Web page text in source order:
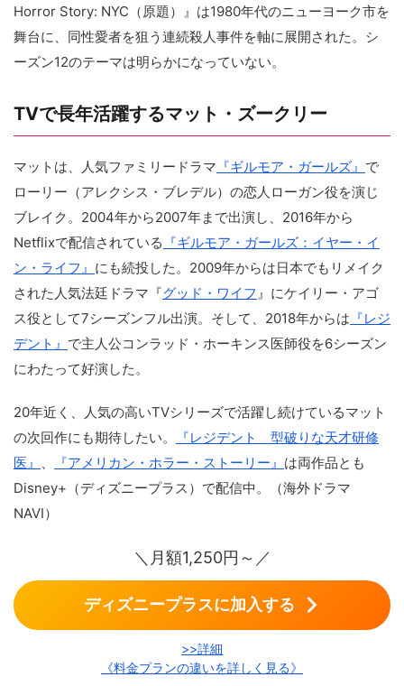
Horror Story: NYC（原題）』は1980年代のニューヨーク市を
舞台に、同性愛者を狙う連続殺人事件を軸に展開された。シ
ーズン12のテーマは明らかになっていない。
TVで長年活躍するマット・ズークリー
マットは、人気ファミリードラマ 『ギルモア・ガールズ』 で
ローリー（アレクシス・ブレデル）の恋人ローガン役を演じ
ブレイク。2004年から2007年まで出演し、2016年から
Netflixで配信されている 『ギルモア・ガールズ：イヤー・イ
ン・ライフ』 にも続投した。2009年からは日本でもリメイク
された人気法廷ドラマ『グッド・ワイフ 』にケイリー・アゴ
ス役として7シーズンフル出演。そして、2018年からは 『レジ
デント』 で主人公コンラッド・ホーキンス医師役を6シーズン
にわたって好演した。
20年近く、人気の高いTVシリーズで活躍し続けているマット
の次回作にも期待したい。
『レジデント 型破りな天才研修
医』
『アメリカン・ホラー・ストーリー』 は両作品とも
Disney+（ディズニープラス）で配信中。（海外ドラマ
NAVI）
＼月額1,250円～／
ディズニープラスに加入する
>>詳細
《料金プランの違いを詳しく見る》